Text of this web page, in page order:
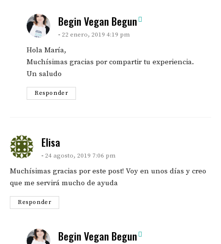
Begin Vegan Begun
22 enero, 2019 4:19 pm
Hola María,
Muchísimas gracias por compartir tu experiencia.
Un saludo
Responder
Elisa
24 agosto, 2019 7:06 pm
Muchísimas gracias por este post! Voy en unos días y creo
que me servirá mucho de ayuda
Responder
Begin Vegan Begun